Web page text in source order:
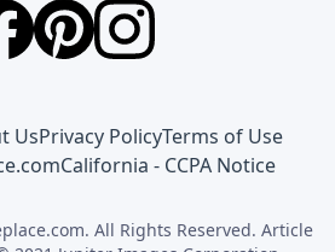
UsPrivacy PolicyTerms of Use
California - CCPA Notice
All Rights Reserved. Article